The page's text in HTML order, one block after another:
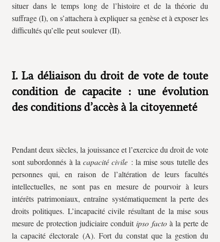
situer dans le temps long de l’histoire et de la théorie du
suffrage (I), on s’attachera à expliquer sa genèse et à exposer les
difficultés qu’elle peut soulever (II).
I. La déliaison du droit de vote de toute
condition de capacite : une évolution
des conditions d’accès à la citoyenneté
Pendant deux siècles, la jouissance et l’exercice du droit de vote
sont subordonnés à lacapacité civile : la mise sous tutelle des
personnes qui, en raison de l’altération de leurs facultés
intellectuelles, ne sont pas en mesure de pourvoir à leurs
intérêts patrimoniaux, entraîne systématiquement la perte des
droits politiques. L’incapacité civile résultant de la mise sous
mesure de protection judiciaire conduit ipso facto à la perte de
la capacité électorale (A). Fort du constat que la gestion du